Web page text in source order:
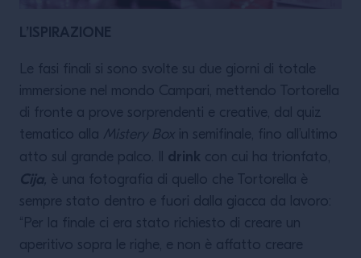
L’ISPIRAZIONE
Le fasi finali si sono svolte su due giorni di totale
immersione nel mondo Campari, mettendo Tortorella
di fronte a prove sorprendenti e creative, dal quiz
tematico alla Mistery Box in semifinale, fino all’ultimo
atto sul grande palco. Il drink con cui ha trionfato,
Cija, è una fotografia di quello che Tortorella è
sempre stato dentro e fuori dalla giacca da lavoro:
“Per la finale ci era stato richiesto di creare un
aperitivo sopra le righe, e non è affatto creare